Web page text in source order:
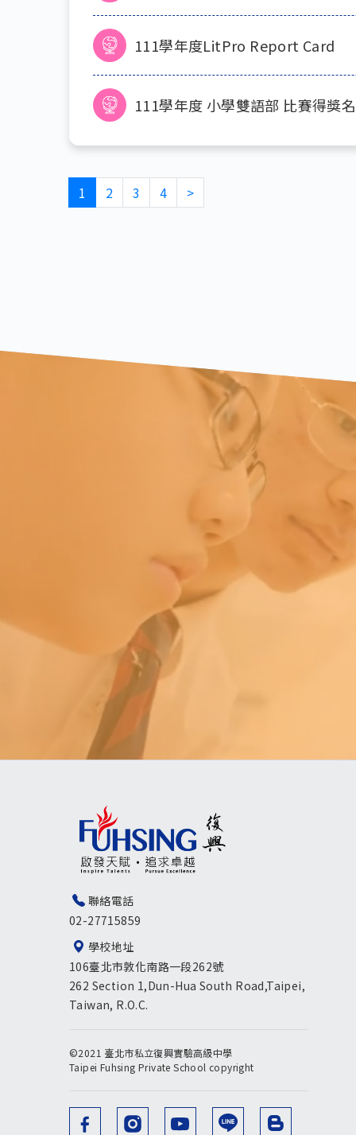
111學年度LitPro Report Card
111學年度 小學雙語部 比賽得獎
Pagination
‹Previous page
1 2 3 4 >下一頁
聯絡電話
02-27715859
學校地址
106臺北市敦化南路一段262號
262 Section 1,Dun-Hua South Road,Taipei,
Taiwan, R.O.C.
©2021 臺北市私立復興實驗高級中學
Taipei Fuhsing Private School copyright